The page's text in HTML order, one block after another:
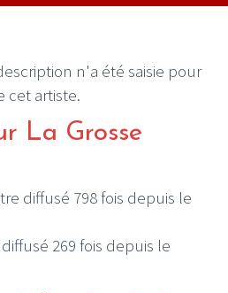
n'a été saisie pour
cet artiste.
La Grosse
diffusé 798 fois depuis le
269 fois depuis le